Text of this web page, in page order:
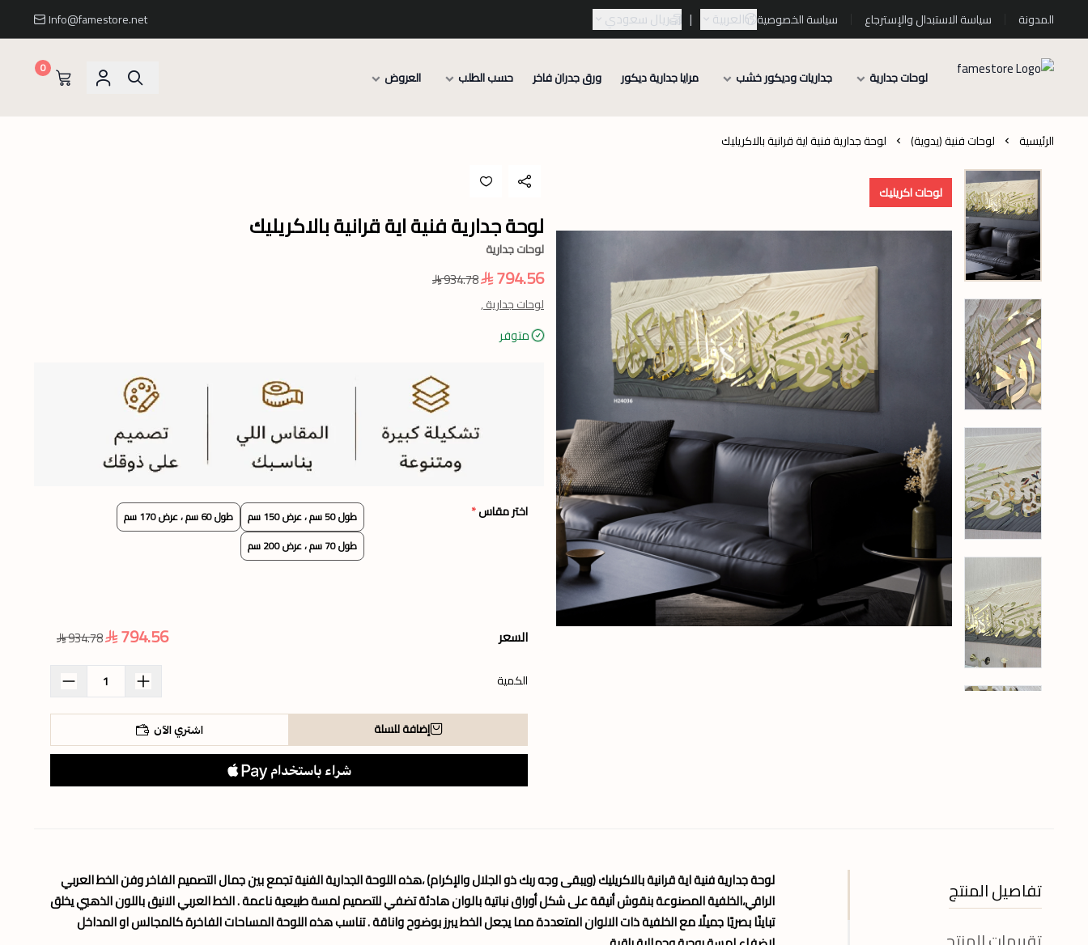
المدونة سياسة الاستبدال والإسترجاع سياسة الخصوصية العربية | ريال سعودي Info@famestore.net
لوحات جدارية جداريات وديكور خشب مرايا جدارية ديكور ورق جدران فاخر حسب الطلب العروض 0
الرئيسية لوحات فنية (يدوية) لوحة جدارية فنية اية قرانية بالاكريليك
لوحات اكريليك
لوحة جدارية فنية اية قرانية بالاكريليك
لوحات جدارية
794.56
934.78
لوحات جدارية ,
متوفر
اختر مقاس* طول 50 سم ، عرض 150 سم
طول 60 سم ، عرض 170 سم
طول 70 سم ، عرض 200 سم
السعر 794.56
934.78
الكمية
إضافة للسلة اشتري الآن
تفاصيل المنتج
لوحة جدارية فنية اية قرانية بالاكريليك (ويبقى وجه ربك ذو الجلال والإكرام) ،هذه اللوحة الجدارية الفنية تجمع بين جمال التصميم الفاخر وفن الخط العربي
الراقي،الخلفية المصنوعة بنقوش أنيقة على شكل أوراق نباتية بالوان هادئة تضفي للتصميم لمسة طبيعية ناعمة . الخط العربي الانيق باللون الذهبي يخلق
تباينًا بصريًا جميلًا مع الخلفية ذات الالوان المتعددة مما يجعل الخط يبرز بوضوح واناقة . تناسب هذه اللوحة المساحات الفاخرة كالمجالس او المداخل